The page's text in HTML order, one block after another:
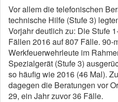
Vor allem die telefonischen
technische Hilfe (Stufe 3)
Vorjahr deutlich zu: Die Stufe
Fällen 2016 auf 807 Fälle. 90-
Werkfeuerwehrleute im
Spezialgerät (Stufe 3)
so häufig wie 2016 (46 Mal).
dagegen die Beratungen vor
29, ein Jahr zuvor 36 Fälle.